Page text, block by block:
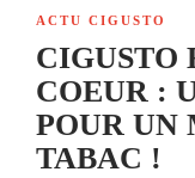
ACTU CIGUSTO
CIGUSTO
COEUR :
POUR UN
TABAC !